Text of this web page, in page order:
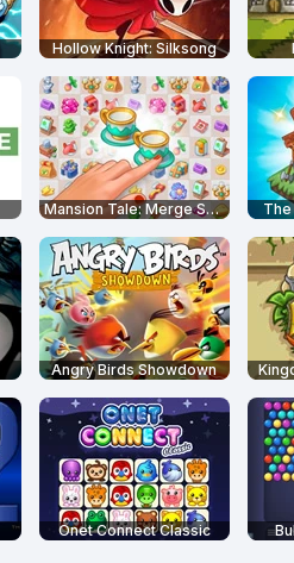
Hollow Knight: Silksong
Mansion Tale: Merge Secrets
Angry Birds Showdown
Onet Connect Classic